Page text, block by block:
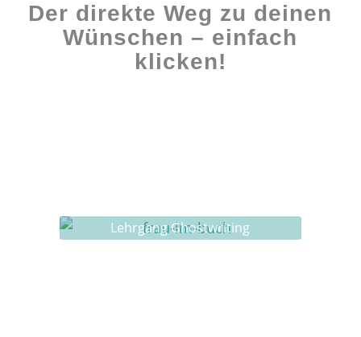
Der direkte Weg zu deinen
Wünschen – einfach
klicken!
Lehrgang Ghostwriting